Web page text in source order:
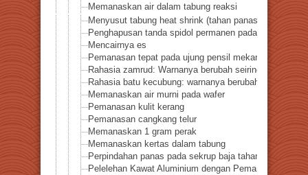
Memanaskan air dalam tabung reaksi
Menyusut tabung heat shrink (tahan panas 200℃)
Penghapusan tanda spidol permanen pada tabung
Mencairnya es
Pemanasan tepat pada ujung pensil mekanik 0.5 mm
Rahasia zamrud: Warnanya berubah seiring panas
Rahasia batu kecubung: warnanya berubah seiring
Memanaskan air murni pada wafer
Pemanasan kulit kerang
Pemanasan cangkang telur
Memanaskan 1 gram perak
Memanaskan kertas dalam tabung
Perpindahan panas pada sekrup baja tahan karat
Pelelehan Kawat Aluminium dengan Pemanasan